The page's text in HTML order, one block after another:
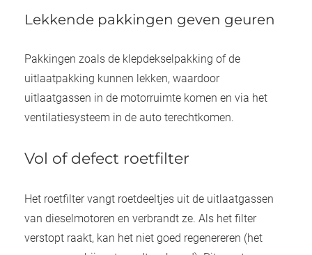
Lekkende pakkingen geven geuren
Pakkingen zoals de klepdekselpakking of de
uitlaatpakking kunnen lekken, waardoor
uitlaatgassen in de motorruimte komen en via het
ventilatiesysteem in de auto terechtkomen.
Vol of defect roetfilter
Het roetfilter vangt roetdeeltjes uit de uitlaatgassen
van dieselmotoren en verbrandt ze. Als het filter
verstopt raakt, kan het niet goed regenereren (het